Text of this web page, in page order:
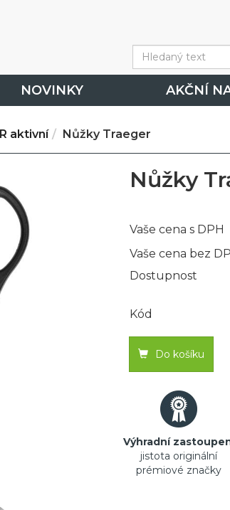
NOVINKY AKČNÍ
aktivní Nůžky Traeger
Nůžky
Vaše cena s DPH
Vaše cena bez
Dostupnost
Kód
Do košíku
Výhradní
jistota originální
prémiové značky